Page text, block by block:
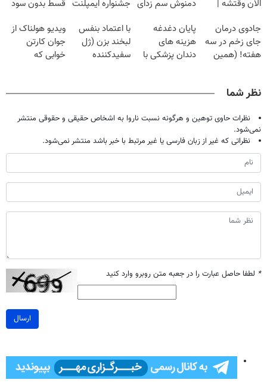
الان وقتشه |
میلیون تومان!!!
دمنوش سم زدای جشنواره ایمپلنت
فقط ۲۵ میلیون
قسط بدون سود
جادوی درمان
جای زخم در سه
هفته! (همین
پایان دغدغه
هزینه های
دندان پزشکی با
با اعتماد بنفس
لبخند بزن (ژل
سفیدکننده
ویدیو هولناک از
جوان کارتن
خوابی که
نظر شما
نظرات حاوی توهین و هرگونه نسبت ناروا به اشخاص حقیقی و حقوقی منتشر
نمی‌شود.
نظراتی که غیر از زبان فارسی یا غیر مرتبط با خبر باشد منتشر نمی‌شود.
* لطفا حاصل عبارت را در جعبه متن روبرو وارد کنید
ارسال